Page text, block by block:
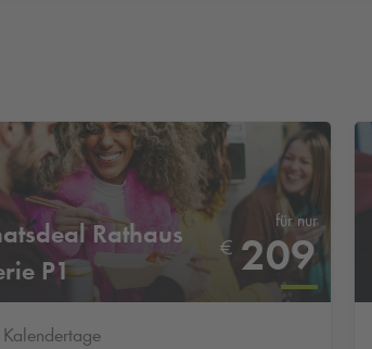
Rathaus
P1
für nur
€ 209